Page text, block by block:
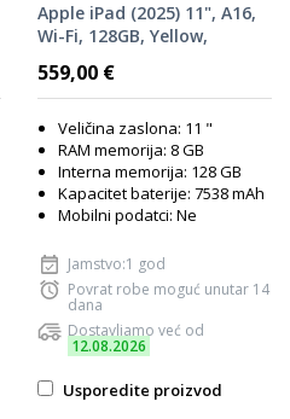
Apple iPad (2025) 11", A16,
Wi-Fi, 128GB, Yellow,
559,00 €
Veličina zaslona: 11 "
RAM memorija: 8 GB
Interna memorija: 128 GB
Kapacitet baterije: 7538 mAh
Mobilni podatci: Ne
Jamstvo:1 god
Povrat robe moguć unutar 14
dana
Dostavljamo već od
12.08.2026
Usporedite proizvod